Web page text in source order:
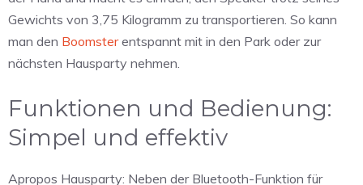
Gewichts von 3,75 Kilogramm zu transportieren. So kann
man den Boomsterentspannt mit in den Park oder zur
nächsten Hausparty nehmen.
Funktionen und Bedienung:
Simpel und effektiv
Apropos Hausparty: Neben der Bluetooth-Funktion für